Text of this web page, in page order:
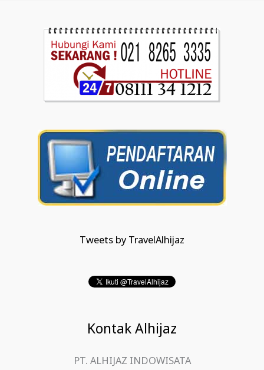
Tweets by TravelAlhijaz
Kontak Alhijaz
PT. ALHIJAZ INDOWISATA